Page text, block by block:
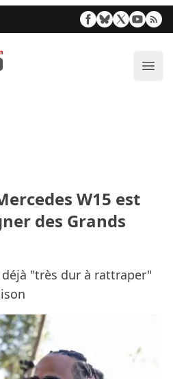
W15 est
des Grands
"très dur à rattraper"